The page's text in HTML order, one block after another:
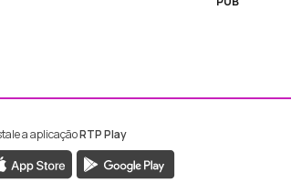
Madeira
RTP Madeira
a aplicaçãoRTP Play